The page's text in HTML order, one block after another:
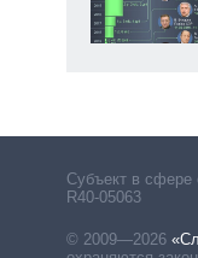
Субъект в сфере
R40-05063
© 2009—2026